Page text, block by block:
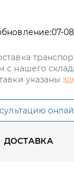
07-
с нашего
указаны
ДОСТАВКА